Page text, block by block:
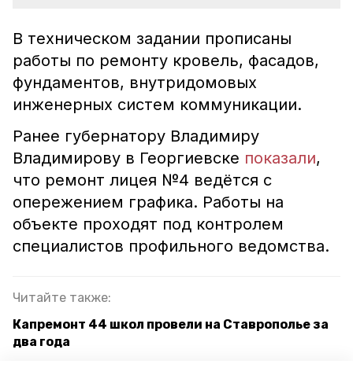
В техническом задании прописаны
работы по ремонту кровель, фасадов,
фундаментов, внутридомовых
инженерных систем коммуникации.
Ранее губернатору Владимиру
Владимирову в Георгиевске показали,
что ремонт лицея №4 ведётся с
опережением графика. Работы на
объекте проходят под контролем
специалистов профильного ведомства.
Читайте также:
Капремонт 44 школ провели на Ставрополье за
два года